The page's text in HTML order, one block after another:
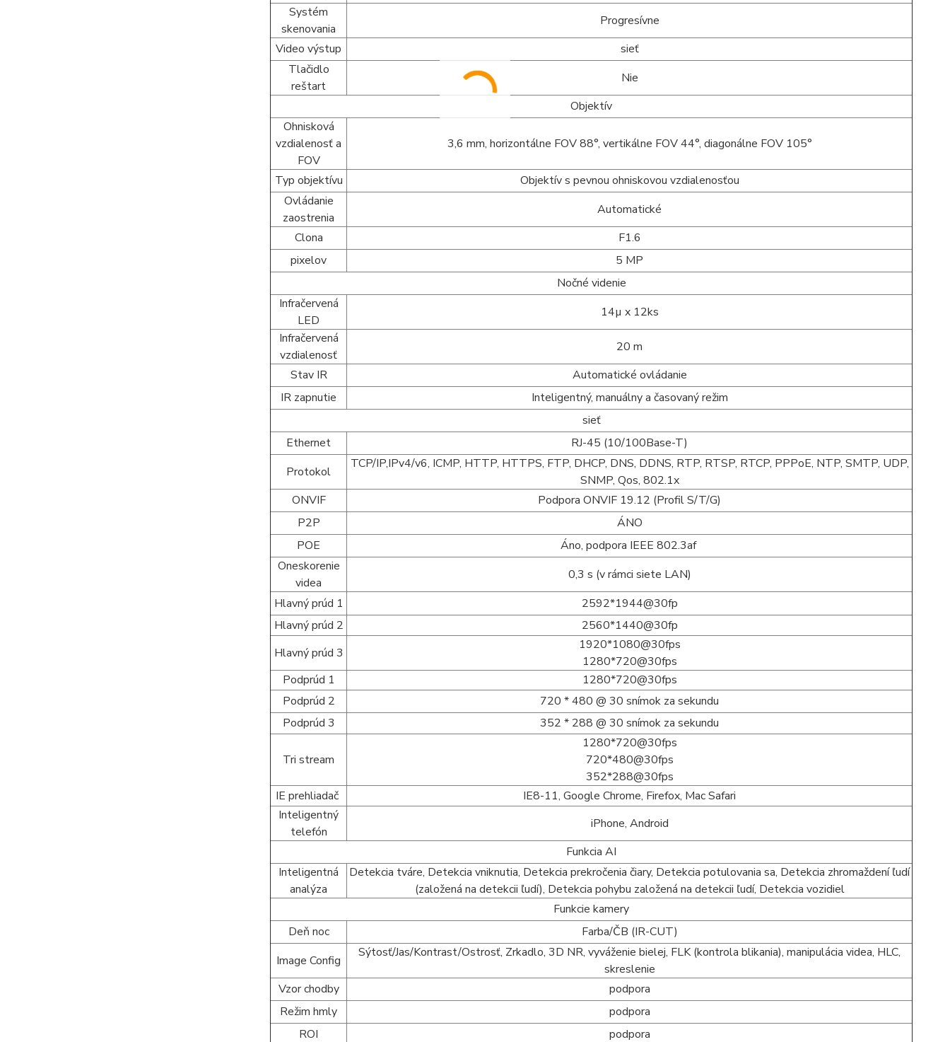
Systém
skenovania
Progresívne
Video výstup
sieť
Tlačidlo
reštart
Nie
Objektív
Ohnisková
vzdialenosť a
FOV
3,6 mm, horizontálne FOV 88°, vertikálne FOV 44°, diagonálne FOV 105°
Typ objektívu
Objektív s pevnou ohniskovou vzdialenosťou
Ovládanie
zaostrenia
Automatické
Clona
F1.6
pixelov
5 MP
Nočné videnie
Infračervená
LED
14µ x 12ks
Infračervená
vzdialenosť
20 m
Stav IR
Automatické ovládanie
IR zapnutie
Inteligentný, manuálny a časovaný režim
sieť
Ethernet
RJ-45 (10/100Base-T)
Protokol
TCP/IP,IPv4/v6, ICMP, HTTP, HTTPS, FTP, DHCP, DNS, DDNS, RTP, RTSP, RTCP, PPPoE, NTP, SMTP, UDP,
SNMP, Qos, 802.1x
ONVIF
Podpora ONVIF 19.12 (Profil S/T/G)
P2P
ÁNO
POE
Áno, podpora IEEE 802.3af
Oneskorenie
videa
0,3 s (v rámci siete LAN)
Hlavný prúd 1
2592*1944@30fp
Hlavný prúd 2
2560*1440@30fp
Hlavný prúd 3
1920*1080@30fps
1280*720@30fps
Podprúd 1
1280*720@30fps
Podprúd 2
720 * 480 @ 30 snímok za sekundu
Podprúd 3
352 * 288 @ 30 snímok za sekundu
Tri stream
1280*720@30fps
720*480@30fps
352*288@30fps
IE prehliadač
IE8-11, Google Chrome, Firefox, Mac Safari
Inteligentný
telefón
iPhone, Android
Funkcia AI
Inteligentná
analýza
Detekcia tváre, Detekcia vniknutia, Detekcia prekročenia čiary, Detekcia potulovania sa, Detekcia zhromaždení ľudí
(založená na detekcii ľudí), Detekcia pohybu založená na detekcii ľudí, Detekcia vozidiel
Funkcie kamery
Deň noc
Farba/ČB (IR-CUT)
Image Config
Sýtosť/Jas/Kontrast/Ostrosť, Zrkadlo, 3D NR, vyváženie bielej, FLK (kontrola blikania), manipulácia videa, HLC,
skreslenie
Vzor chodby
podpora
Režim hmly
podpora
ROI
podpora